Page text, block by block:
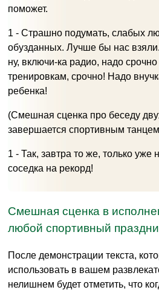
поможет.
1 - Страшно подумать, слабых
обузданных. Лучше бы нас
ну, включи-ка радио, надо срочно
тренировкам, срочно! Надо
ребенка!
(Смешная сценка про беседу
завершается спортивным
1 - Так, завтра то же, только уже
соседка на рекорд!
Смешная сценка в
любой спортивный
После демонстрации текста,
использовать в вашем
нелишнем будет отметить, что